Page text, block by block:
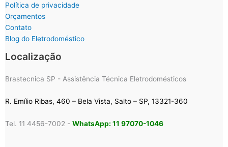
Política de privacidade
Orçamentos
Contato
Blog do Eletrodoméstico
Localização
Brastecnica SP - Assistência Técnica Eletrodomésticos
R. Emílio Ribas, 460 – Bela Vista, Salto – SP, 13321-360
Tel. 11 4456-7002 - WhatsApp: 11 97070-1046